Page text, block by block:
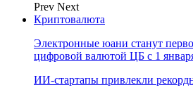
Prev Next
Криптовалюта
Электронные юани станут
цифровой валютой ЦБ с 1
ИИ-стартапы привлекли